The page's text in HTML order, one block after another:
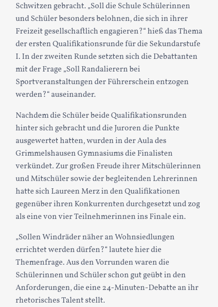
Schwitzen gebracht. „Soll die Schule Schülerinnen
und Schüler besonders belohnen, die sich in ihrer
Freizeit gesellschaftlich engagieren?“ hieß das Thema
der ersten Qualifikationsrunde für die Sekundarstufe
I. In der zweiten Runde setzten sich die Debattanten
mit der Frage „Soll Randalierern bei
Sportveranstaltungen der Führerschein entzogen
werden?“ auseinander.
Nachdem die Schüler beide Qualifikationsrunden
hinter sich gebracht und die Juroren die Punkte
ausgewertet hatten, wurden in der Aula des
Grimmelshausen Gymnasiums die Finalisten
verkündet. Zur großen Freude ihrer Mitschülerinnen
und Mitschüler sowie der begleitenden Lehrerinnen
hatte sich Laureen Merz in den Qualifikationen
gegenüber ihren Konkurrenten durchgesetzt und zog
als eine von vier Teilnehmerinnen ins Finale ein.
„Sollen Windräder näher an Wohnsiedlungen
errichtet werden dürfen?“ lautete hier die
Themenfrage. Aus den Vorrunden waren die
Schülerinnen und Schüler schon gut geübt in den
Anforderungen, die eine 24-Minuten-Debatte an ihr
rhetorisches Talent stellt.